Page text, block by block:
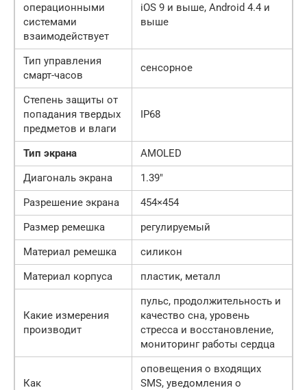
операционными
системами
взаимодействует
iOS 9 и выше, Android 4.4 и
выше
Тип управления
смарт-часов
сенсорное
Степень защиты от
попадания твердых
предметов и влаги
IP68
Тип экрана
AMOLED
Диагональ экрана
1.39″
Разрешение экрана
454×454
Размер ремешка
регулируемый
Материал ремешка
силикон
Материал корпуса
пластик, металл
Какие измерения
производит
пульс, продолжительность и
качество сна, уровень
стресса и восстановление,
мониторинг работы сердца
Как
оповещения о входящих
SMS, уведомления о